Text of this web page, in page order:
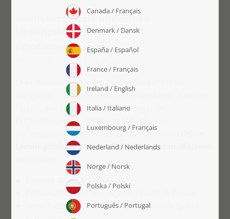
Gelini Fotopuzzle mit deinen
Lieblingsbildern
» Produktbewertungen:
Die Gelini-Bären sind schon allein ein echter
Hingucker – aber noch schöner wird dein Bärchen-
Puzzle, wenn du es mit deinen eigenen
Erinnerungen kombinierst! Mit unseren
personalisierbaren Fotopuzzles kannst du
Lieblingsbilder mit den beliebten Gelini-Motiven
Puzzles ab 48 bis 2000 Teile
Personalisierbar mit eigenen Fotos & Texten
Verschiedene Layouts und individuelle Gelini-